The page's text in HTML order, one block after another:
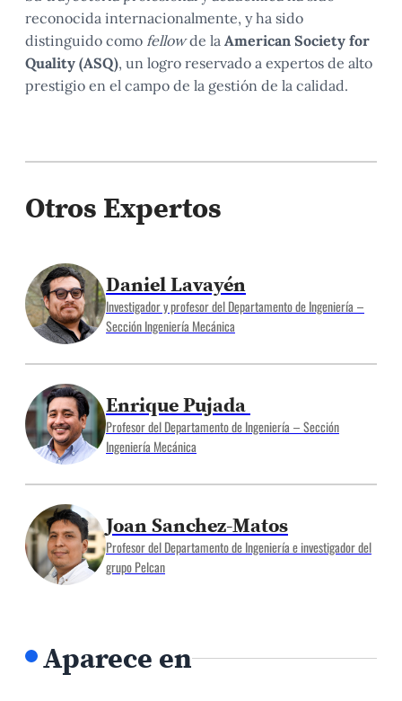
reconocida internacionalmente, y ha sido
distinguido como fellowde la American Society for
Quality (ASQ), un logro reservado a expertos de alto
prestigio en el campo de la gestión de la calidad.
Otros Expertos
Daniel Lavayén
Investigador y profesor del Departamento de Ingeniería –
Sección Ingeniería Mecánica
Enrique Pujada
Profesor del Departamento de Ingeniería – Sección
Ingeniería Mecánica
Joan Sanchez-Matos
Profesor del Departamento de Ingeniería e investigador del
grupo Pelcan
Aparece en